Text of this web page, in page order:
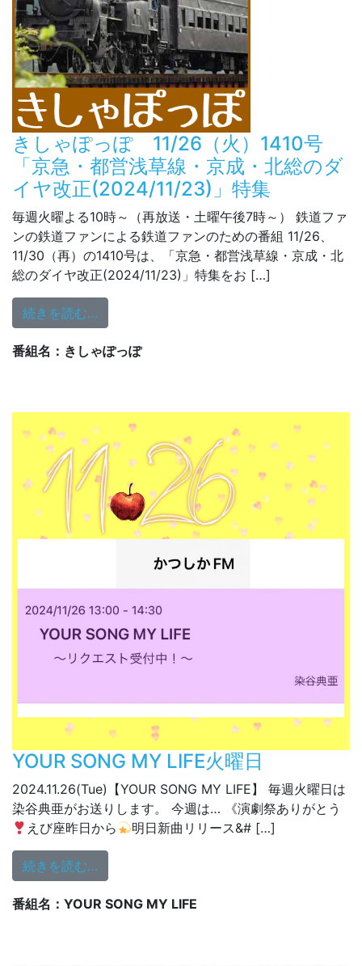
きしゃぽっぽ 11/26（火）1410号
「京急・都営浅草線・京成・北総のダ
イヤ改正(2024/11/23)」特集
毎週火曜よる10時～（再放送・土曜午後7時～） 鉄道ファ
ンの鉄道ファンによる鉄道ファンのための番組 11/26、
11/30（再）の1410号は、「京急・都営浅草線・京成・北
総のダイヤ改正(2024/11/23)」特集をお […]
続きを読む…
番組名：きしゃぽっぽ
YOUR SONG MY LIFE火曜日
2024.11.26(Tue)【YOUR SONG MY LIFE】 毎週火曜日は
染谷典亜がお送りします。 今週は… 《演劇祭ありがとう
えび座昨日から
明日新曲リリース&# […]
続きを読む…
番組名：YOUR SONG MY LIFE